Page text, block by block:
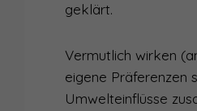
geklärt.
Vermutlich wirken
eigene Präferenzen
Umwelteinflüsse